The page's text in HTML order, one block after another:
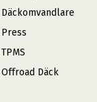
Däckomvandlare
Press
TPMS
Offroad Däck